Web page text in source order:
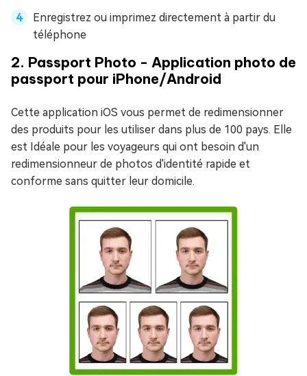
Enregistrez ou imprimez directement à partir du
téléphone
2. Passport Photo - Application photo de
passport pour iPhone/Android
Cette application iOS vous permet de redimensionner
des produits pour les utiliser dans plus de 100 pays. Elle
est Idéale pour les voyageurs qui ont besoin d'un
redimensionneur de photos d'identité rapide et
conforme sans quitter leur domicile.